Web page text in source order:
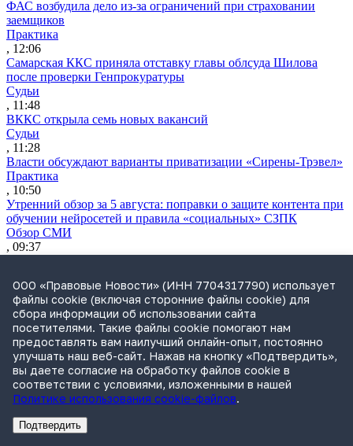
ФАС возбудила дело из-за ограничений при страховании
заемщиков
Практика
, 12:06
Самарская ККС приняла отставку главы облсуда Шилова
после проверки Генпрокуратуры
Судьи
, 11:48
ВККС открыла семь новых вакансий
Судьи
, 11:28
Власти обсуждают варианты приватизации «Сирены-Трэвел»
Практика
, 10:50
Утренний обзор за 5 августа: поправки о защите контента при
обучении нейросетей и правила «социальных» СЗПК
Обзор СМИ
, 09:37
Законодательство
, 19:32
ВС напомнил, что прекращение уголовного дела не
исключает взыскания ущерба
Практика
, 18:02
Путин освободил государство от обязательной оферты
миноритариям при передаче акций
Законодательство
, 17:16
Путин подписал закон о мониторинге цен на продукты по
РекламаАдвокатское бюро Санкт-Петербурга «Вертикаль» ИНН 7841290773
ООО «Правовые Новости» (ИНН 7704317790) использует
файлы cookie (включая сторонние файлы cookie) для
сбора информации об использовании сайта
посетителями. Такие файлы cookie помогают нам
предоставлять вам наилучший онлайн-опыт, постоянно
улучшать наш веб-сайт. Нажав на кнопку «Подтвердить»,
вы даете согласие на обработку файлов cookie в
соответствии с условиями, изложенными в нашей
Политике использования cookie-файлов.
Подтвердить